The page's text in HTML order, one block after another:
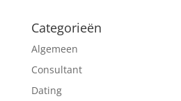
Categorieën
Algemeen
Consultant
Dating